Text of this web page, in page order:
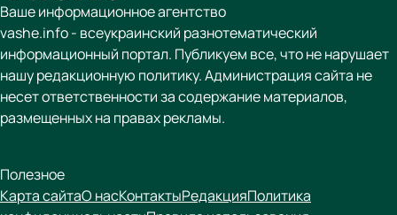
Ваше информационное агентство
vashe.info - всеукраинский разнотематический
информационный портал. Публикуем все, что не нарушает
нашу редакционную политику. Администрация сайта не
несет ответственности за содержание материалов,
размещенных на правах рекламы.
Полезное
Карта сайтаО насКонтактыРедакцияПолитика